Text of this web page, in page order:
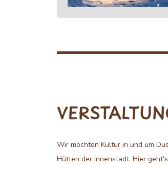
Wir möchten Kultur in und um
Hütten der Innenstadt. Hier